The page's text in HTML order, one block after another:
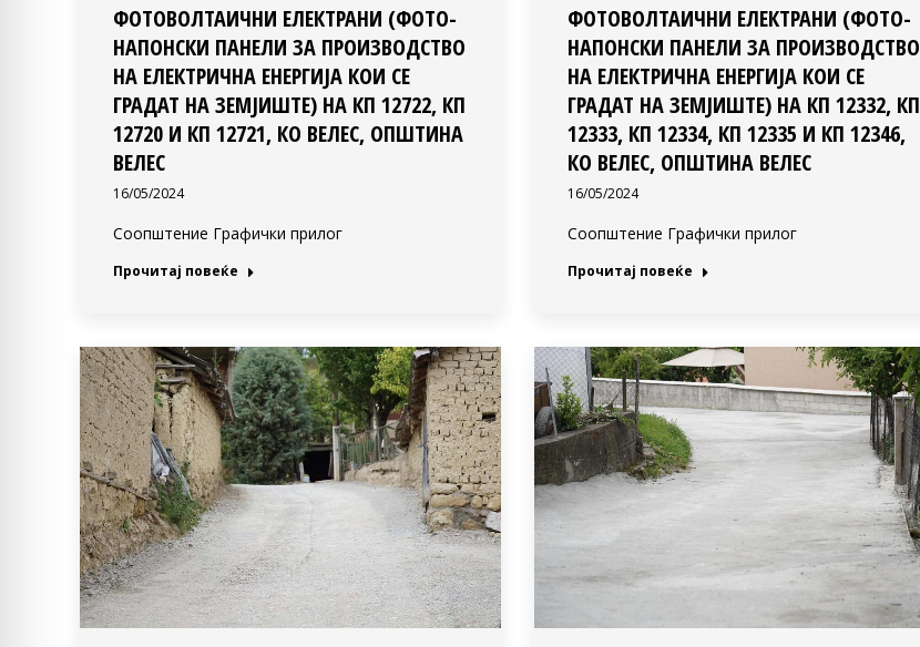
ФОТОВОЛТАИЧНИ ЕЛЕКТРАНИ (ФОТО-
НАПОНСКИ ПАНЕЛИ ЗА ПРОИЗВОДСТВО
НА ЕЛЕКТРИЧНА ЕНЕРГИЈА КОИ СЕ
ГРАДАТ НА ЗЕМЈИШТЕ) НА КП 12722, КП
12720 И КП 12721, КО ВЕЛЕС, ОПШТИНА
ВЕЛЕС
16/05/2024
Соопштение Графички прилог
Прочитај повеќе
ФОТОВОЛТАИЧНИ ЕЛЕКТРАНИ (ФОТО-
НАПОНСКИ ПАНЕЛИ ЗА ПРОИЗВОДСТВО
НА ЕЛЕКТРИЧНА ЕНЕРГИЈА КОИ СЕ
ГРАДАТ НА ЗЕМЈИШТЕ) НА КП 12332, КП
12333, КП 12334, КП 12335 И КП 12346,
КО ВЕЛЕС, ОПШТИНА ВЕЛЕС
16/05/2024
Соопштение Графички прилог
Прочитај повеќе